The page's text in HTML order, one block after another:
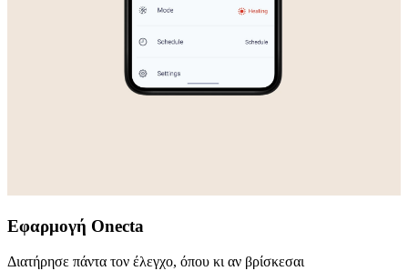
Εφαρμογή Onecta
Διατήρησε πάντα τον έλεγχο, όπου κι αν βρίσκεσαι